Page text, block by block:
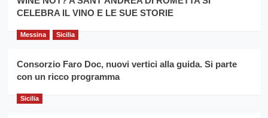
filiera
grano
il
anno
Franco
Caruso
CELEBRA IL VINO E LE SUE STORIE
Messina Sicilia
Consorzio Faro Doc, nuovi vertici alla guida. Si parte
con un ricco programma
Sicilia